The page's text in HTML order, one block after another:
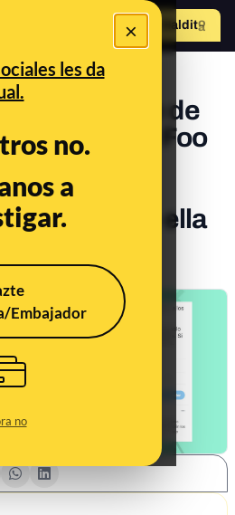
×
les da
no.
a
Embajador
no
Hazte Maldito
de la muerte de
batería de Foo
los
intentan
pruebas de ella